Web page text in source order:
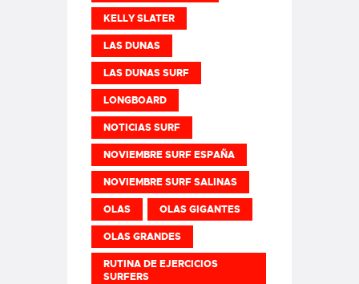
KELLY SLATER
LAS DUNAS
LAS DUNAS SURF
LONGBOARD
NOTICIAS SURF
NOVIEMBRE SURF ESPAÑA
NOVIEMBRE SURF SALINAS
OLAS OLAS GIGANTES
OLAS GRANDES
RUTINA DE EJERCICIOS
SURFERS